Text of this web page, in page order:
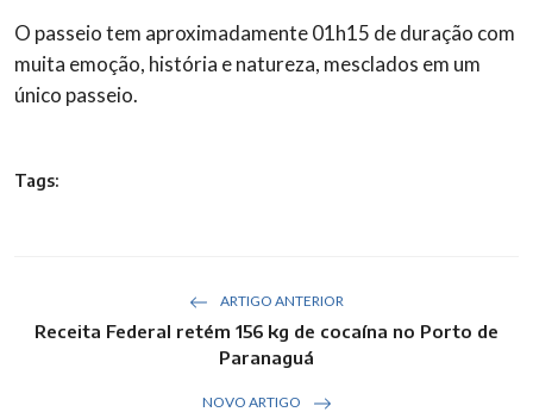
O passeio tem aproximadamente 01h15 de duração com
muita emoção, história e natureza, mesclados em um
único passeio.
Tags:
ARTIGO ANTERIOR
Receita Federal retém 156 kg de cocaína no Porto de
Paranaguá
NOVO ARTIGO